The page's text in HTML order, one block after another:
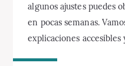
algunos ajustes puedes
en pocas semanas.
explicaciones accesibles